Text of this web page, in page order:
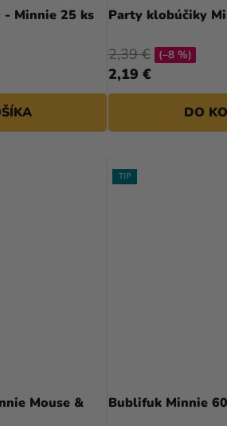
- Minnie 25 ks Party klobúčiky
2,19 €
2,39 € (–8 %)
DO
Mouse &
TIP
Bublifuk Minnie